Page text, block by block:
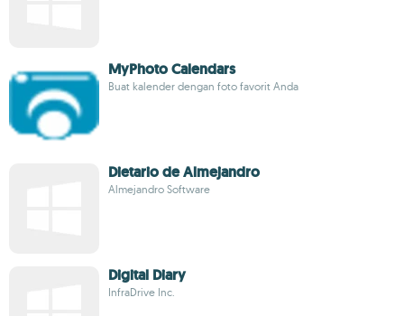
MyPhoto Calendars
Buat kalender dengan foto favorit Anda
Dietario de Almejandro
Almejandro Software
Digital Diary
InfraDrive Inc.